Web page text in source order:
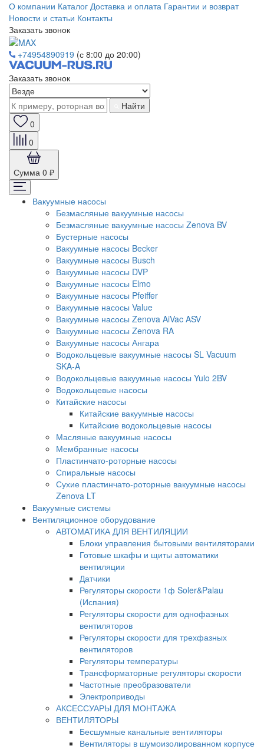
О компании Каталог Доставка и оплата Гарантии и возврат
Новости и статьи Контакты
Заказать звонок
+74954890919 (с 8:00 до 20:00)
Заказать звонок
Найти
0
0
Сумма 0 ₽
Вакуумные насосы
Безмасляные вакуумные насосы
Безмасляные вакуумные насосы Zenova BV
Бустерные насосы
Вакуумные насосы Becker
Вакуумные насосы Busch
Вакуумные насосы DVP
Вакуумные насосы Elmo
Вакуумные насосы Pfeiffer
Вакуумные насосы Value
Вакуумные насосы Zenova AiVac ASV
Вакуумные насосы Zenova RA
Вакуумные насосы Ангара
Водокольцевые вакуумные насосы SL Vacuum
SKA-A
Водокольцевые вакуумные насосы Yulo 2BV
Водокольцевые насосы
Китайские насосы
Китайские вакуумные насосы
Китайские водокольцевые насосы
Масляные вакуумные насосы
Мембранные насосы
Пластинчато-роторные насосы
Спиральные насосы
Сухие пластинчато-роторные вакуумные насосы
Zenova LT
Вакуумные системы
Вентиляционное оборудование
АВТОМАТИКА ДЛЯ ВЕНТИЛЯЦИИ
Блоки управления бытовыми вентиляторами
Готовые шкафы и щиты автоматики
вентиляции
Датчики
Регуляторы скорости 1ф Soler&Palau
(Испания)
Регуляторы скорости для однофазных
вентиляторов
Регуляторы скорости для трехфазных
вентиляторов
Регуляторы температуры
Трансформаторные регуляторы скорости
Частотные преобразователи
Электроприводы
АКСЕССУАРЫ ДЛЯ МОНТАЖА
ВЕНТИЛЯТОРЫ
Бесшумные канальные вентиляторы
Вентиляторы в шумоизолированном корпусе